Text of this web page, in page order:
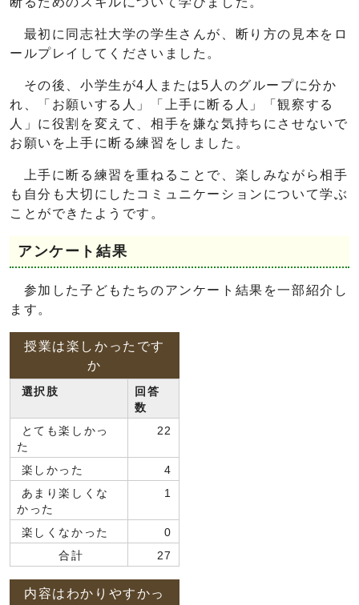
最初に同志社大学の学生さんが、断り方の見本をロ
ールプレイしてくださいました。
その後、小学生が4人または5人のグループに分か
れ、「お願いする人」「上手に断る人」「観察する
人」に役割を変えて、相手を嫌な気持ちにさせないで
お願いを上手に断る練習をしました。
上手に断る練習を重ねることで、楽しみながら相手
も自分も大切にしたコミュニケーションについて学ぶ
ことができたようです。
アンケート結果
参加した子どもたちのアンケート結果を一部紹介し
ます。
授業は楽しかったです
か
選択肢
回答
数
とても楽しかっ
た
22
楽しかった
4
あまり楽しくな
かった
1
楽しくなかった
0
合計
27
内容はわかりやすかっ